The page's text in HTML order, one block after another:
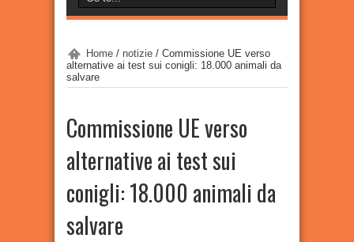
Home / notizie / Commissione UE verso
alternative ai test sui conigli: 18.000 animali da
salvare
Commissione UE verso
alternative ai test sui
conigli: 18.000 animali da
salvare